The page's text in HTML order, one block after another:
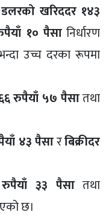
खरिददर १४३
१० पैसानिर्धारण
उच्च दरका रूपमा
रुपैयाँ ५७ पैसातथा
४३ पैसारबिक्रीदर
रुपैयाँ ३३ पैसा तथा
छ।